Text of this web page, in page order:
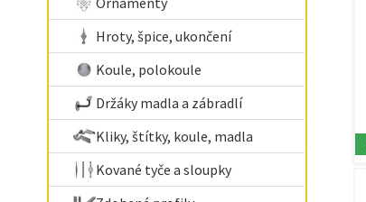
Hroty, špice, ukončení
Koule, polokoule
Držáky madla a zábradlí
Kliky, štítky, koule, madla
Kované tyče a sloupky